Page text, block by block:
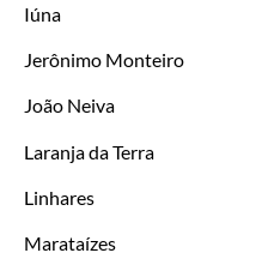
Iúna
Jerônimo Monteiro
João Neiva
Laranja da Terra
Linhares
Marataízes